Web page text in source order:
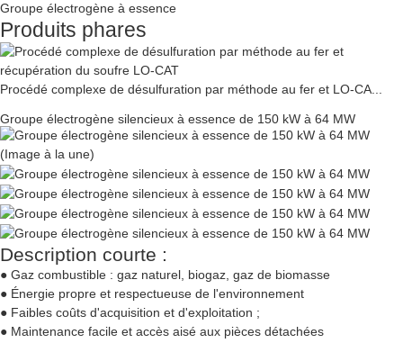
Groupe électrogène à essence
Produits phares
Procédé complexe de désulfuration par méthode au fer et LO-CA...
Groupe électrogène silencieux à essence de 150 kW à 64 MW
Description courte :
● Gaz combustible : gaz naturel, biogaz, gaz de biomasse
● Énergie propre et respectueuse de l'environnement
● Faibles coûts d'acquisition et d'exploitation ;
● Maintenance facile et accès aisé aux pièces détachées